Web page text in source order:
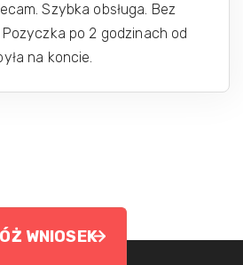
Szybka obsługa. Bez
po 2 godzinach od
na koncie.
WNIOSEK